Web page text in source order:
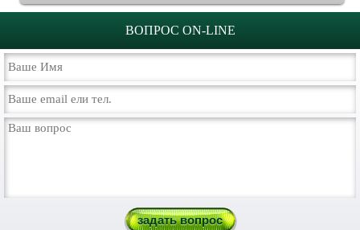
ВОПРОС ON-LINE